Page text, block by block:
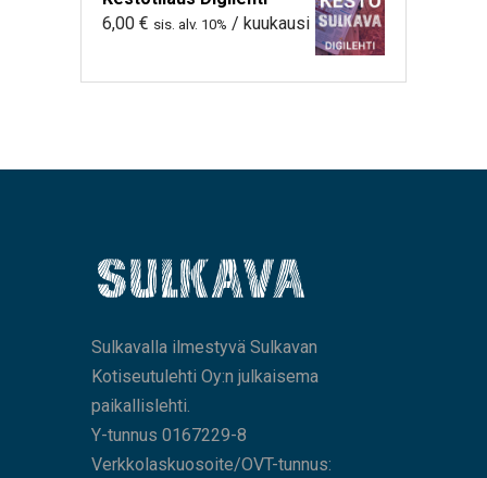
6,00 € sis. alv. 10% / kuukausi
Sulkavalla ilmestyvä Sulkavan
Kotiseutulehti Oy:n julkaisema
paikallislehti.
Y-tunnus 0167229-8
Verkkolaskuosoite/OVT-tunnus: